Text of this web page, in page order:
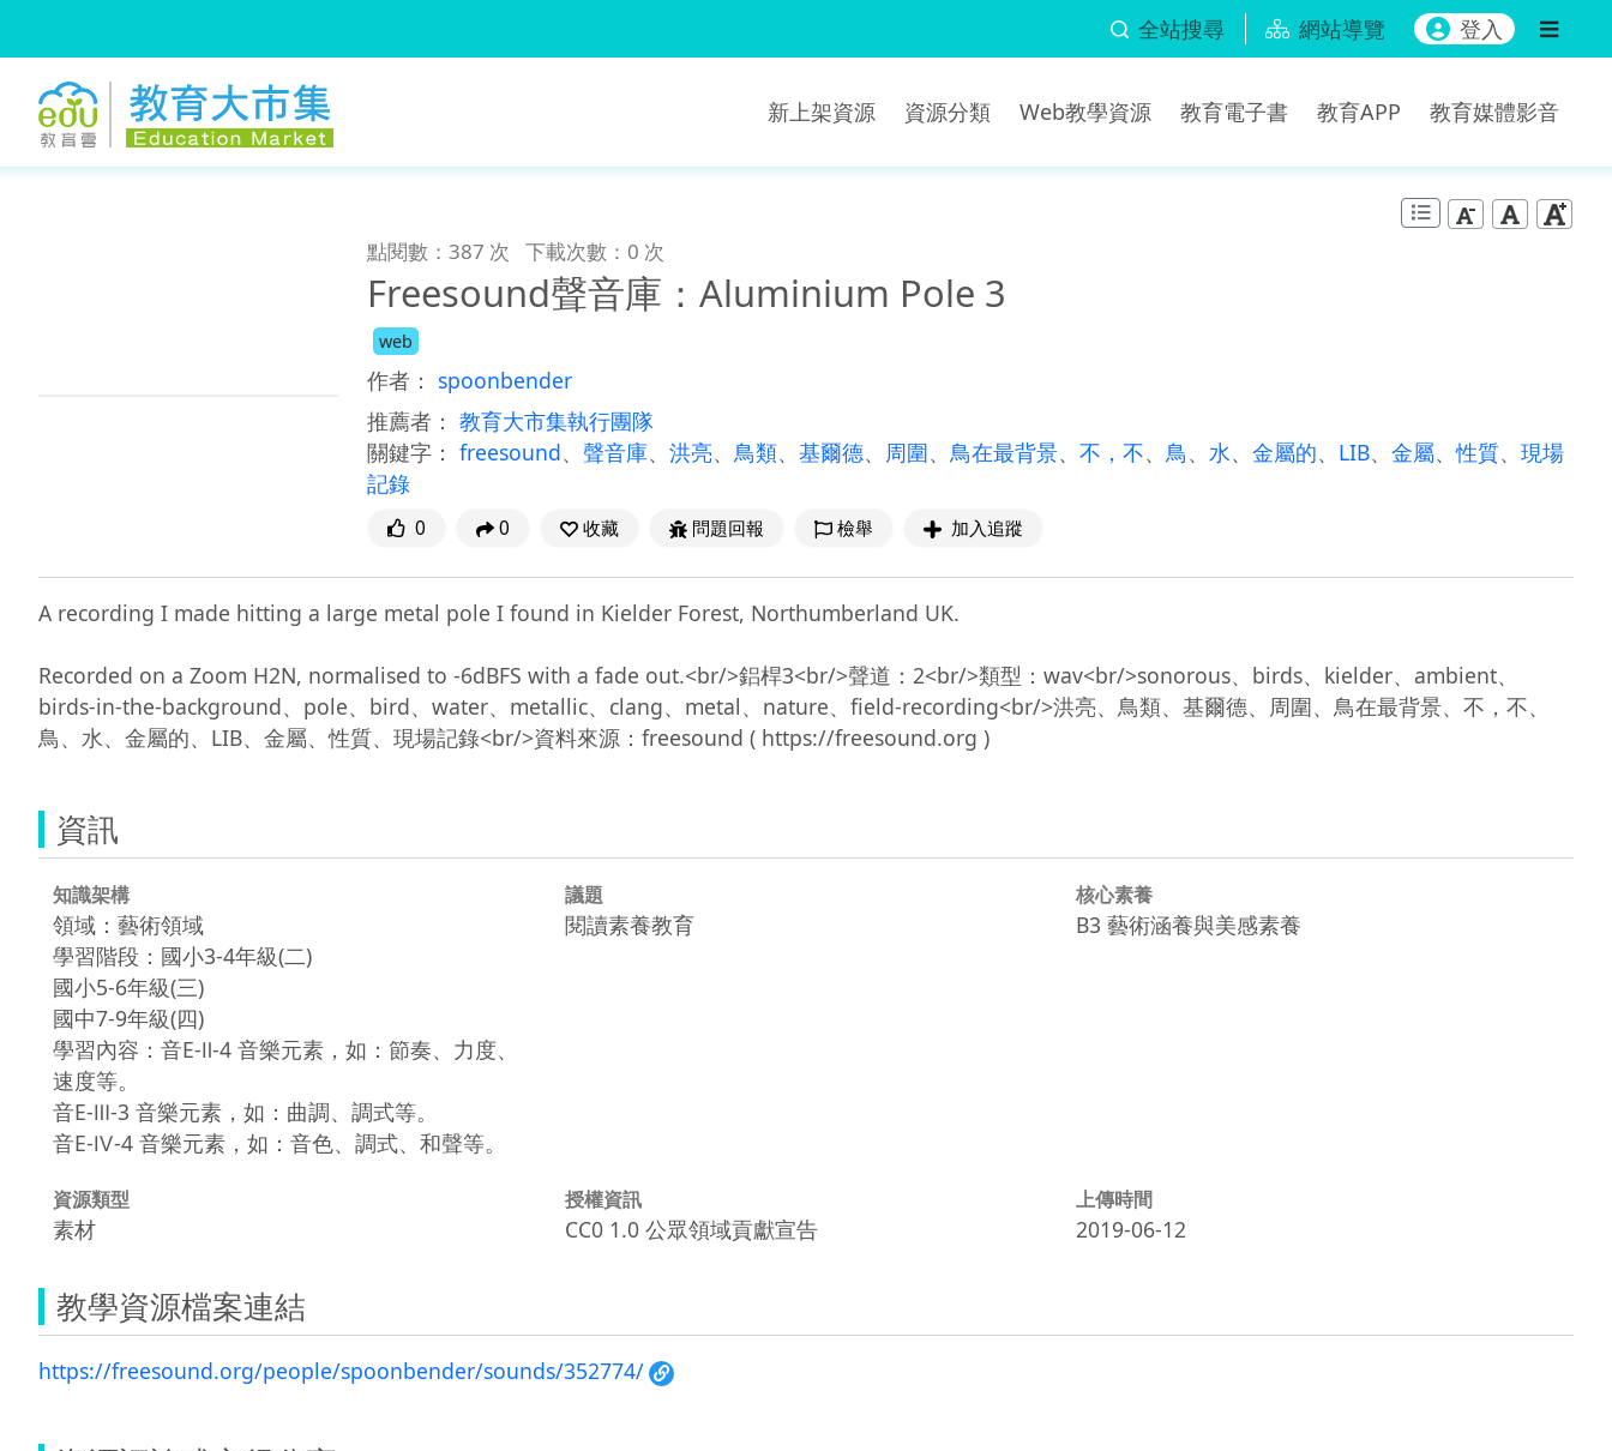
全站搜尋 網站導覽 登入
新上架資源 資源分類 Web教學資源 教育電子書 教育APP 教育媒體影音
點閱數：387 次 下載次數：0 次
Freesound聲音庫：Aluminium Pole 3
web
作者： spoonbender
推薦者： 教育大市集執行團隊
關鍵字： freesound、 聲音庫、 洪亮、 鳥類、 基爾德、 周圍、 鳥在最背景、 不，不、 鳥、 水、 金屬的、 LIB、 金屬、性質、 現場
記錄
0 0 收藏 問題回報 檢舉 加入追蹤
A recording I made hitting a large metal pole I found in Kielder Forest, Northumberland UK.
Recorded on a Zoom H2N, normalised to -6dBFS with a fade out.<br/>鋁桿3<br/>聲道：2<br/>類型：wav<br/>sonorous、birds、kielder、ambient、
birds-in-the-background、pole、bird、water、metallic、clang、metal、nature、field-recording<br/>洪亮、鳥類、基爾德、周圍、鳥在最背景、不，不、
資訊
知識架構
領域：藝術領域
學習階段：國小3-4年級(二)
國小5-6年級(三)
國中7-9年級(四)
學習內容：音E-Ⅱ-4 音樂元素，如：節奏、力度、
速度等。
音E-Ⅲ-3 音樂元素，如：曲調、調式等。
音E-Ⅳ-4 音樂元素，如：音色、調式、和聲等。
議題
閱讀素養教育
核心素養
B3 藝術涵養與美感素養
資源類型
素材
授權資訊
CC0 1.0 公眾領域貢獻宣告
上傳時間
2019-06-12
教學資源檔案連結
https://freesound.org/people/spoonbender/sounds/352774/